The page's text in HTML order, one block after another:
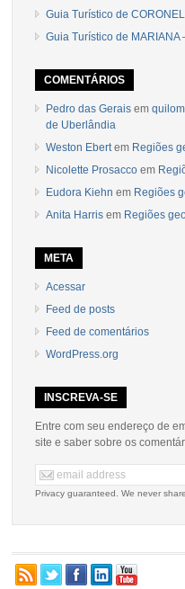
Guia Turístico de
Guia Turístico de MARIANA
COMENTÁRIOS
Pedro das Gerais em
de Uberlândia
Weston Ebertem Regiões
Nicolette Prosacco em
Eudora Kiehn em Regiões
Anita Harris em Regiões
META
Acessar
Feed de posts
Feed de comentários
WordPress.org
INSCREVA-SE
Entre com seu endereço de
site e saber sobre os
Privacy guaranteed. We never